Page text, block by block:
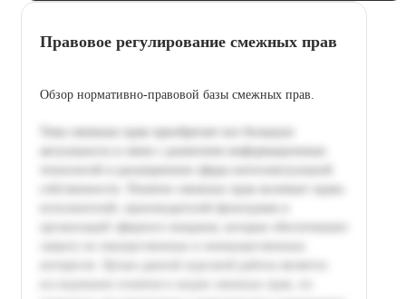
Правовое регулирование смежных прав
Обзор нормативно-правовой базы смежных прав.